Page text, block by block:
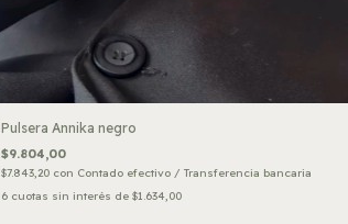
Pulsera Annika negro
$9.804,00
$7.843,20 con Contado efectivo / Transferencia bancaria
6 cuotas sin interés de$1.634,00